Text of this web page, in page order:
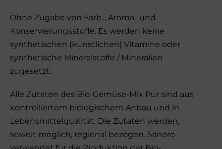
Ohne Zugabe von Farb-, Aroma- und
Konservierungsstoffe. Es werden keine
synthetischen (künstlichen) Vitamine oder
synthetische Mineralstoffe / Mineralien
zugesetzt.
Alle Zutaten des Bio-Gemüse-Mix Pur sind aus
kontrolliertem biologischem Anbau und in
Lebensmittelqualität. Die Zutaten werden,
soweit möglich, regional bezogen. Sanoro